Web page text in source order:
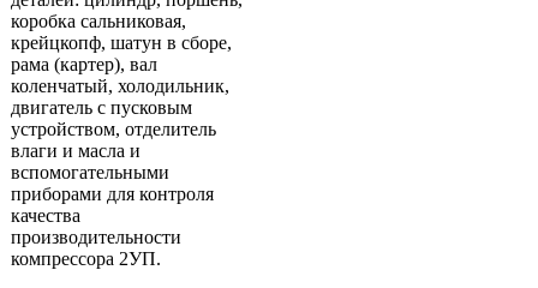
коробка сальниковая,
крейцкопф, шатун в сборе,
рама (картер), вал
коленчатый, холодильник,
двигатель с пусковым
устройством, отделитель
влаги и масла и
вспомогательными
приборами для контроля
качества
производительности
компрессора 2УП.